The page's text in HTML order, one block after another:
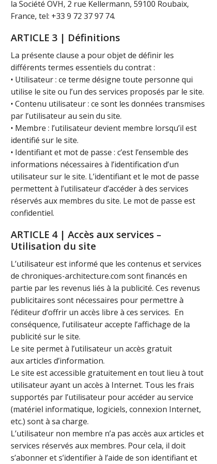
la Société OVH, 2 rue Kellermann, 59100 Roubaix,
France, tel: +33 9 72 37 97 74.
ARTICLE 3 | Définitions
La présente clause a pour objet de définir les
différents termes essentiels du contrat :
• Utilisateur : ce terme désigne toute personne qui
utilise le site ou l’un des services proposés par le site.
• Contenu utilisateur : ce sont les données transmises
par l’utilisateur au sein du site.
• Membre : l’utilisateur devient membre lorsqu’il est
identifié sur le site.
• Identifiant et mot de passe : c’est l’ensemble des
informations nécessaires à l’identification d’un
utilisateur sur le site. L’identifiant et le mot de passe
permettent à l’utilisateur d’accéder à des services
réservés aux membres du site. Le mot de passe est
confidentiel.
ARTICLE 4 | Accès aux services –
Utilisation du site
L’utilisateur est informé que les contenus et services
de chroniques-architecture.com sont financés en
partie par les revenus liés à la publicité. Ces revenus
publicitaires sont nécessaires pour permettre à
l’éditeur d’offrir un accès libre à ces services. En
conséquence, l’utilisateur accepte l’affichage de la
publicité sur le site.
Le site permet à l’utilisateur un accès gratuit
aux articles d’information.
Le site est accessible gratuitement en tout lieu à tout
utilisateur ayant un accès à Internet. Tous les frais
supportés par l’utilisateur pour accéder au service
(matériel informatique, logiciels, connexion Internet,
etc.) sont à sa charge.
L’utilisateur non membre n’a pas accès aux articles et
services réservés aux membres. Pour cela, il doit
s’abonner et s’identifier à l’aide de son identifiant et